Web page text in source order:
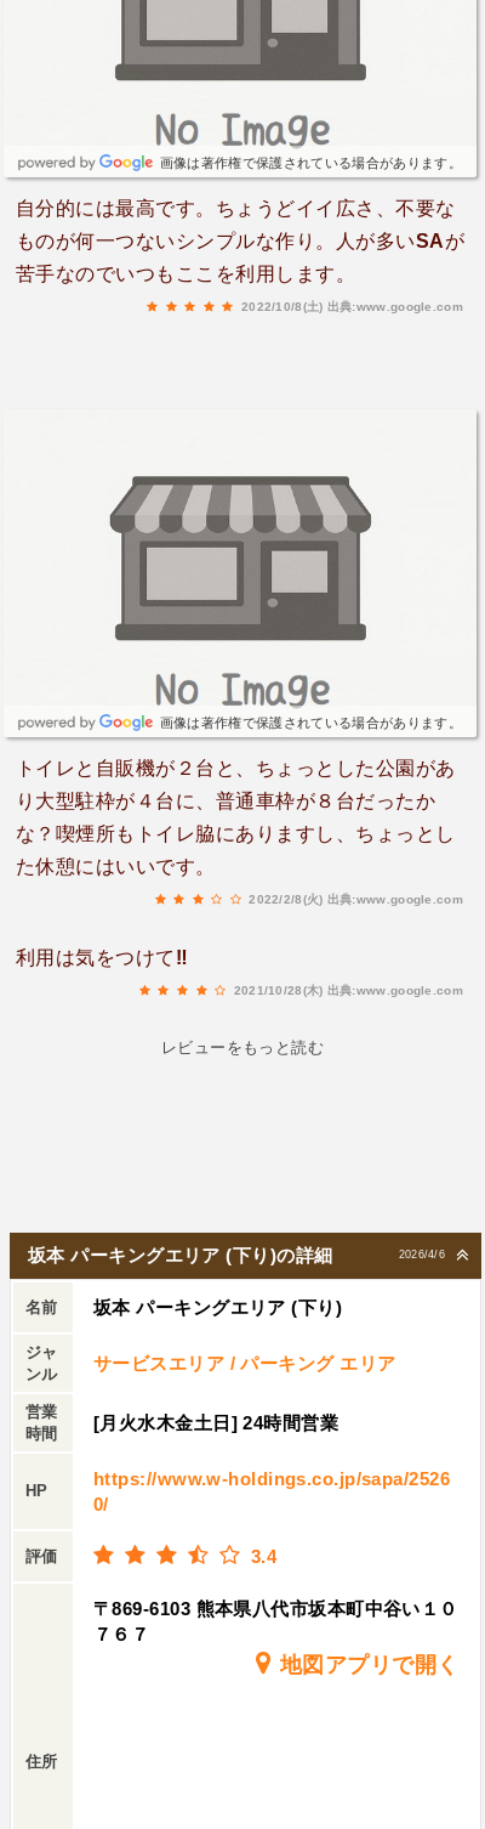
画像は著作権で保護されている場合があります。
自分的には最高です。ちょうどイイ広さ、不要な
ものが何一つないシンプルな作り。人が多いSAが
苦手なのでいつもここを利用します。
2022/10/8(土) 出典:www.google.com
画像は著作権で保護されている場合があります。
トイレと自販機が２台と、ちょっとした公園があ
り大型駐枠が４台に、普通車枠が８台だったか
な？喫煙所もトイレ脇にありますし、ちょっとし
た休憩にはいいです。
2022/2/8(火) 出典:www.google.com
利用は気をつけて‼️
2021/10/28(木) 出典:www.google.com
レビューをもっと読む
2026/4/6
坂本 パーキングエリア (下り)の詳細
名前 坂本 パーキングエリア (下り)
ジャ
ンル
サービスエリア / パーキング エリア
営業
時間
[月火水木金土日] 24時間営業
HP
https://www.w-holdings.co.jp/sapa/2526
0/
評価 3.4
住所
〒869-6103 熊本県八代市坂本町中谷い１０
７６７
地図アプリで開く